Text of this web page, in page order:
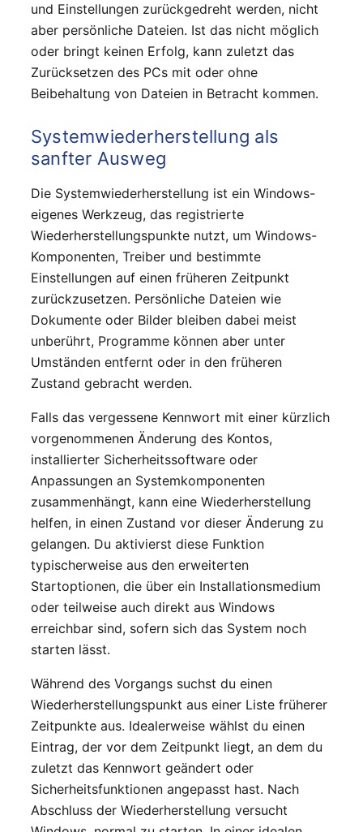
und Einstellungen zurückgedreht werden, nicht
aber persönliche Dateien. Ist das nicht möglich
oder bringt keinen Erfolg, kann zuletzt das
Zurücksetzen des PCs mit oder ohne
Beibehaltung von Dateien in Betracht kommen.
Systemwiederherstellung als
sanfter Ausweg
Die Systemwiederherstellung ist ein Windows-
eigenes Werkzeug, das registrierte
Wiederherstellungspunkte nutzt, um Windows-
Komponenten, Treiber und bestimmte
Einstellungen auf einen früheren Zeitpunkt
zurückzusetzen. Persönliche Dateien wie
Dokumente oder Bilder bleiben dabei meist
unberührt, Programme können aber unter
Umständen entfernt oder in den früheren
Zustand gebracht werden.
Falls das vergessene Kennwort mit einer kürzlich
vorgenommenen Änderung des Kontos,
installierter Sicherheitssoftware oder
Anpassungen an Systemkomponenten
zusammenhängt, kann eine Wiederherstellung
helfen, in einen Zustand vor dieser Änderung zu
gelangen. Du aktivierst diese Funktion
typischerweise aus den erweiterten
Startoptionen, die über ein Installationsmedium
oder teilweise auch direkt aus Windows
erreichbar sind, sofern sich das System noch
starten lässt.
Während des Vorgangs suchst du einen
Wiederherstellungspunkt aus einer Liste früherer
Zeitpunkte aus. Idealerweise wählst du einen
Eintrag, der vor dem Zeitpunkt liegt, an dem du
zuletzt das Kennwort geändert oder
Sicherheitsfunktionen angepasst hast. Nach
Abschluss der Wiederherstellung versucht